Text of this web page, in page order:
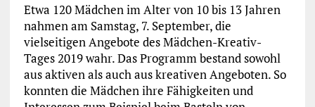
Etwa 120 Mädchen im Alter von 10 bis 13 Jahren
nahmen am Samstag, 7. September, die
vielseitigen Angebote des Mädchen-Kreativ-
Tages 2019 wahr. Das Programm bestand sowohl
aus aktiven als auch aus kreativen Angeboten.So
konnten die Mädchen ihre Fähigkeiten und